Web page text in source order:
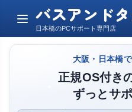
メ
ュ
バスアンド
日本橋のPCサポート専門店
大阪・日本橋
正規OS付き
ずっとサ